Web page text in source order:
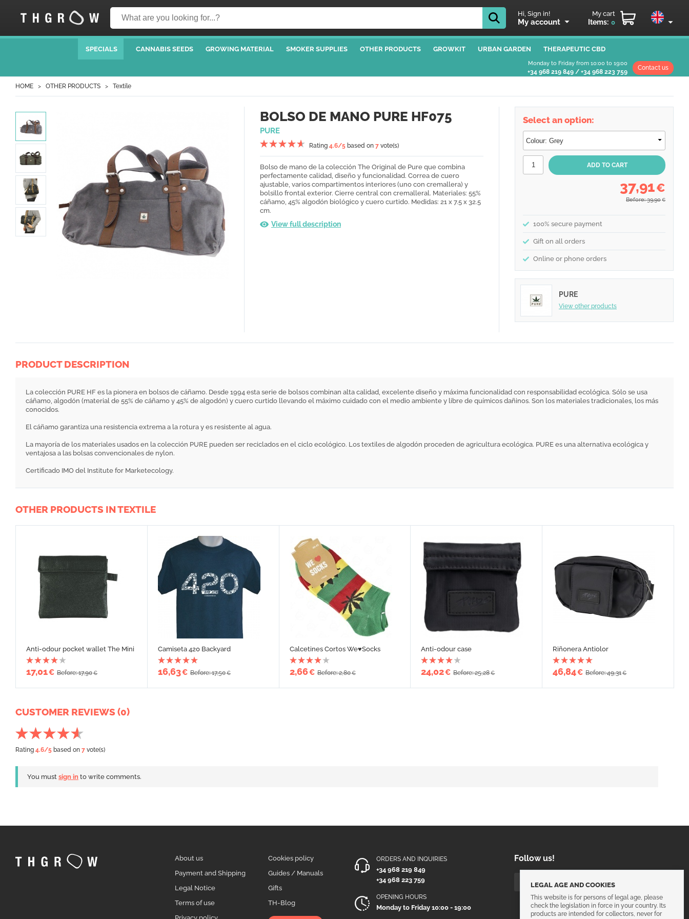
Hi, Sign in!
My account
My cart
Items: 0
SPECIALS CANNABIS SEEDS GROWING MATERIAL SMOKER SUPPLIES OTHER PRODUCTS GROWKIT URBAN GARDEN THERAPEUTIC CBD
Monday to Friday from 10:00 to 19:00
+34 968 219 849 / +34 968 223 759
Contact us
HOME OTHER PRODUCTS Textile
BOLSO DE MANO PURE HF075
PURE
Rating 4.6/5 based on 7 vote(s)
Bolso de mano de la colección The Original de Pure que combina
perfectamente calidad, diseño y funcionalidad. Correa de cuero
ajustable, varios compartimentos interiores (uno con cremallera) y
bolsillo frontal exterior. Cierre central con cremalleral. Materiales: 55%
cáñamo, 45% algodón biológico y cuero curtido. Medidas: 21 x 7.5 x 32.5
cm.
View full description
Select an option:
37,91€
Before: 39,90 €
100% secure payment
Gift on all orders
Online or phone orders
PURE
View other products
PRODUCT DESCRIPTION
La colección PURE HF es la pionera en bolsos de cáñamo. Desde 1994 esta serie de bolsos combinan alta calidad, excelente diseño y máxima funcionalidad con responsabilidad ecológica. Sólo se usa
cáñamo, algodón (material de 55% de cáñamo y 45% de algodón) y cuero curtido llevando el máximo cuidado con el medio ambiente y libre de químicos dañinos. Son los materiales tradicionales, los más
conocidos.
El cáñamo garantiza una resistencia extrema a la rotura y es resistente al agua.
La mayoría de los materiales usados en la colección PURE pueden ser reciclados en el ciclo ecológico. Los textiles de algodón proceden de agricultura ecológica. PURE es una alternativa ecológica y
ventajosa a las bolsas convencionales de nylon.
Certificado IMO del Institute for Marketecology.
OTHER PRODUCTS IN TEXTILE
Anti-odour pocket wallet The Mini
17,01€ Before: 17,90€
Camiseta 420 Backyard
16,63€ Before: 17,50€
Calcetines Cortos We♥Socks
2,66€ Before: 2,80€
Anti-odour case
24,02€ Before: 25,28€
Riñonera Antiolor
46,84€ Before: 49,31€
CUSTOMER REVIEWS (0)
Rating 4.6/5 based on 7 vote(s)
You must sign in to write comments.
About us
Payment and Shipping
Legal Notice
Terms of use
Cookies policy
Guides / Manuals
Gifts
TH-Blog
ORDERS AND INQUIRIES
+34 968 219 849
+34 968 223 759
OPENING HOURS
Monday to Friday 10:00 - 19:00
Follow us!
LEGAL AGE AND COOKIES
This website is for persons of legal age, please
check the legislation in force in your country. Its
products are intended for collectors, never for